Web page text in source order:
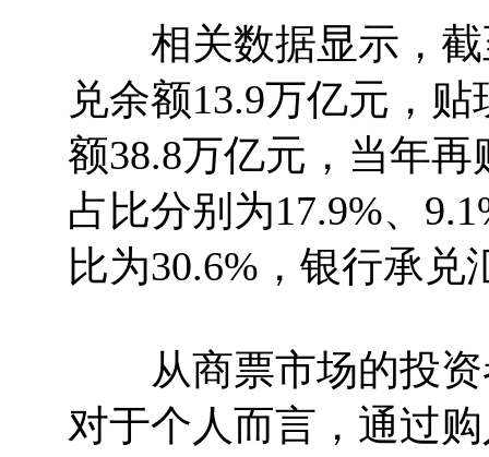
相关数据显示，截
兑余额13.9万亿元，
额38.8万亿元，当年
占比分别为17.9%、
比为30.6%，银行承兑
从商票市场的投资
对于个人而言，通过